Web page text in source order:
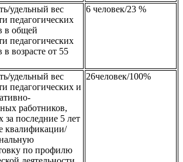
удельный вес
педагогических
в общей
педагогических
в возрасте от 55
6 человек/23 %
удельный вес
педагогических и
работников,
последние 5 лет
квалификации/
по профилю
26человек/100%